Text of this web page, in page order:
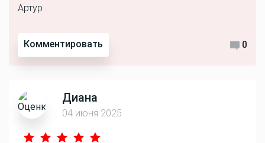
Артур .
Комментировать 0
Диана
04 июня 2025